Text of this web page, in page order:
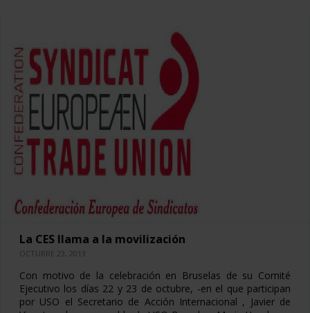
La CES llama a la movilización
OCTUBRE 23, 2013
Con motivo de la celebración en Bruselas de su Comité
Ejecutivo los días 22 y 23 de octubre, -en el que participan
por USO el Secretario de Acción Internacional , Javier de